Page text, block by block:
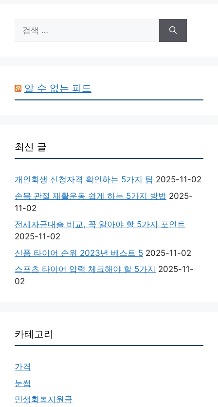
색:
알 수 없는 피드
최신 글
개인회생 신청자격 확인하는 5가지 팁 2025-11-02
손목 관절 재활운동 쉽게 하는 5가지 방법 2025-
11-02
전세자금대출 비교, 꼭 알아야 할 5가지 포인트
2025-11-02
신품 타이어 순위 2023년 베스트 5 2025-11-02
스포츠 타이어 압력 체크해야 할 5가지 2025-11-
02
카테고리
가격
눈썹
민생회복지원금